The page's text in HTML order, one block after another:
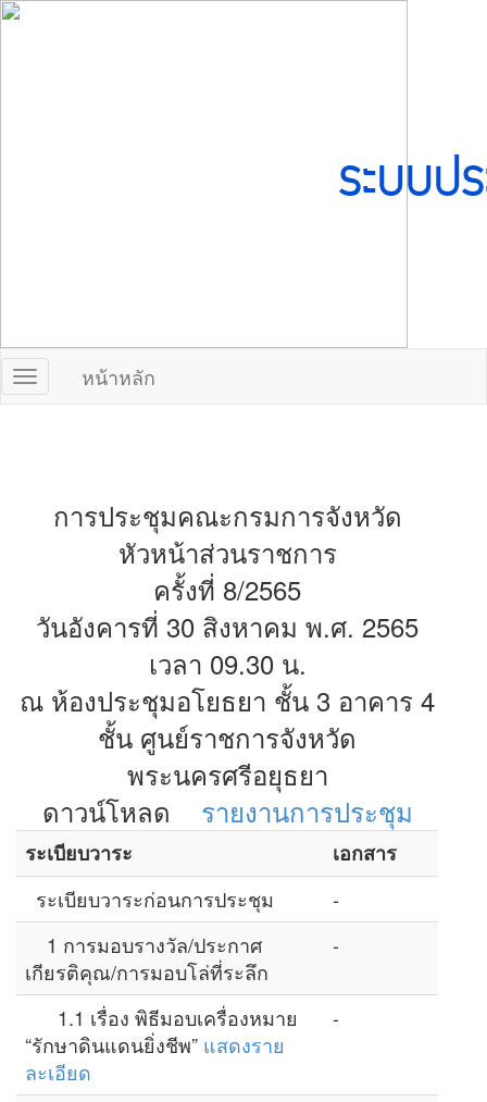
ระบบป
หน้าหลัก
การประชุมคณะกรมการจังหวัด
หัวหน้าส่วนราชการ
ครั้งที่ 8/2565
วันอังคารที่ 30 สิงหาคม พ.ศ. 2565
เวลา 09.30 น.
ณ ห้องประชุมอโยธยา ชั้น 3 อาคาร 4
ชั้น ศูนย์ราชการจังหวัด
พระนครศรีอยุธยา
ดาวน์โหลด
รายงานการประชุม
ระเบียบวาระ
เอกสาร
ระเบียบวาระก่อนการประชุม
-
1 การมอบรางวัล/ประกาศ
เกียรติคุณ/การมอบโล่ที่ระลึก
-
1.1 เรื่อง พิธีมอบเครื่องหมาย
“รักษาดินแดนยิ่งชีพ” แสดงราย
ละเอียด
-